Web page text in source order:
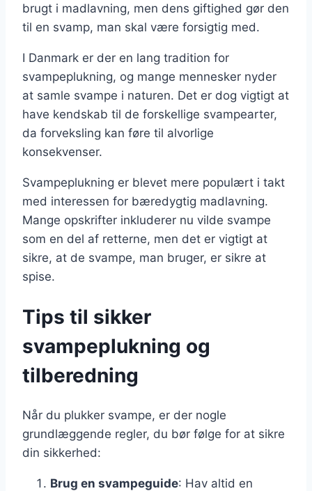
brugt i madlavning, men dens giftighed gør den
til en svamp, man skal være forsigtig med.
I Danmark er der en lang tradition for
svampeplukning, og mange mennesker nyder
at samle svampe i naturen. Det er dog vigtigt at
have kendskab til de forskellige svampearter,
da forveksling kan føre til alvorlige
konsekvenser.
Svampeplukning er blevet mere populært i takt
med interessen for bæredygtig madlavning.
Mange opskrifter inkluderer nu vilde svampe
som en del af retterne, men det er vigtigt at
sikre, at de svampe, man bruger, er sikre at
spise.
Tips til sikker
svampeplukning og
tilberedning
Når du plukker svampe, er der nogle
grundlæggende regler, du bør følge for at sikre
din sikkerhed:
Brug en svampeguide: Hav altid en